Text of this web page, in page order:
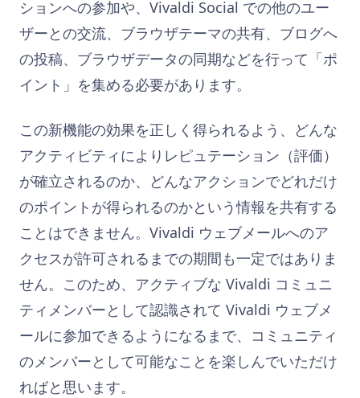
ションへの参加や、Vivaldi Social での他のユー
ザーとの交流、ブラウザテーマの共有、ブログへ
の投稿、ブラウザデータの同期などを行って「ポ
イント」を集める必要があります。
この新機能の効果を正しく得られるよう、どんな
アクティビティによりレピュテーション（評価）
が確立されるのか、どんなアクションでどれだけ
のポイントが得られるのかという情報を共有する
ことはできません。Vivaldi ウェブメールへのア
クセスが許可されるまでの期間も一定ではありま
せん。このため、アクティブな Vivaldi コミュニ
ティメンバーとして認識されて Vivaldi ウェブメ
ールに参加できるようになるまで、コミュニティ
のメンバーとして可能なことを楽しんでいただけ
ればと思います。